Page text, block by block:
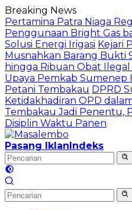
Langsung
ke
konten
Breaking News
Pertamina Patra Niaga
Penggunaan Bright Gas
Solusi Energi Irigasi Kejari
Musnahkan Barang Bukti
hingga Ribuan Obat
Upaya Pemkab Sumenep
Petani Tembakau DPRD
Ketidakhadiran OPD
Tembakau Jadi Penentu,
Disiplin Waktu Panen
Pasang IklanIndeks